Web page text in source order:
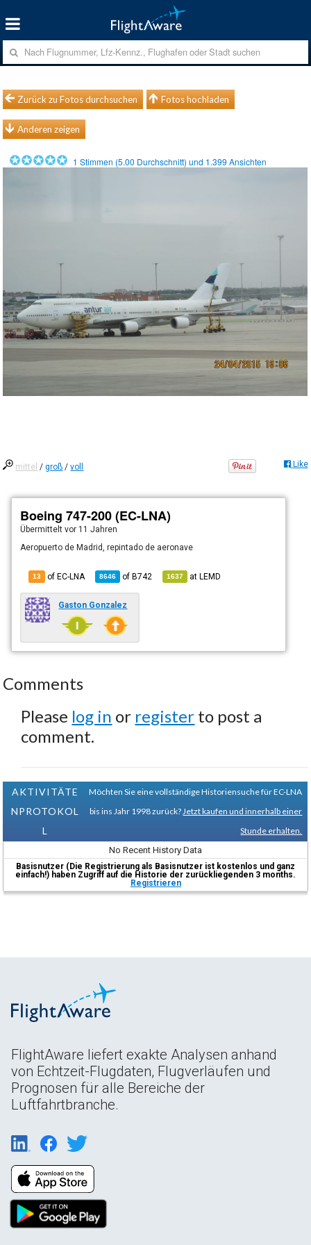
Zurück zu Fotos durchsuchen Fotos hochladen
Anderen zeigen
1 Stimmen (5.00 Durchschnitt) und 1.399 Ansichten
mittel /groß /voll Like
Boeing 747-200 (EC-LNA)
Übermitteltvor 11 Jahren
Aeropuerto de Madrid, repintado de aeronave
13 of EC-LNA 8646 ofB742 1637 atLEMD
Gaston Gonzalez
Comments
Please log in or register to post a
comment.
AKTIVITÄTE
NPROTOKOL
L
Möchten Sie eine vollständige Historiensuche für EC-LNA
bis ins Jahr 1998 zurück?Jetzt kaufen und innerhalb einer
Stunde erhalten.
No Recent History Data
Basisnutzer (Die Registrierung als Basisnutzer ist kostenlos und ganz
einfach!) haben Zugriff auf die Historie der zurückliegenden 3 months.
Registrieren
FlightAware liefert exakte Analysen anhand
von Echtzeit-Flugdaten, Flugverläufen und
Prognosen für alle Bereiche der
Luftfahrtbranche.